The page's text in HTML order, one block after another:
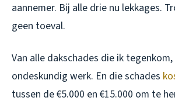
aannemer. Bij alle drie nu lekkages.
geen toeval.
Van alle dakschades die ik
ondeskundig werk. En die schades
tussen de €5.000 en €15.000 om te